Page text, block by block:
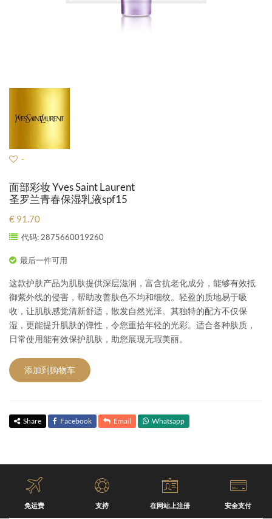
-
面部彩妆 Yves Saint Laurent
圣罗兰青春保湿乳液spf15
€ 91.70
代码: 2875660019260
最后一件可用
这款护肤产品为肌肤提供深层滋润，富含抗老化成分，能够有效抵
御紫外线的侵害，帮助改善肤色不均和细纹。轻盈的质地易于吸
收，让肌肤感觉清新舒适，散发自然光泽。其独特的配方不仅保
湿，更能提升肌肤的弹性，令您重拾年轻的光彩。适合各种肤质，
日常使用能有效保护肌肤，助您展现无瑕美丽。
添加到购物车
Share Facebook Email Whatsapp
免运费 支持 在网站上注册 安全支付